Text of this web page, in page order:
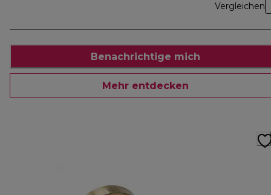
Vergleichen
Benachrichtige mich
Mehr entdecken